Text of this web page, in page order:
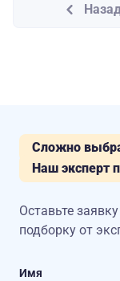
Сложно
Наш эксперт
Оставьте
подборку от
Имя